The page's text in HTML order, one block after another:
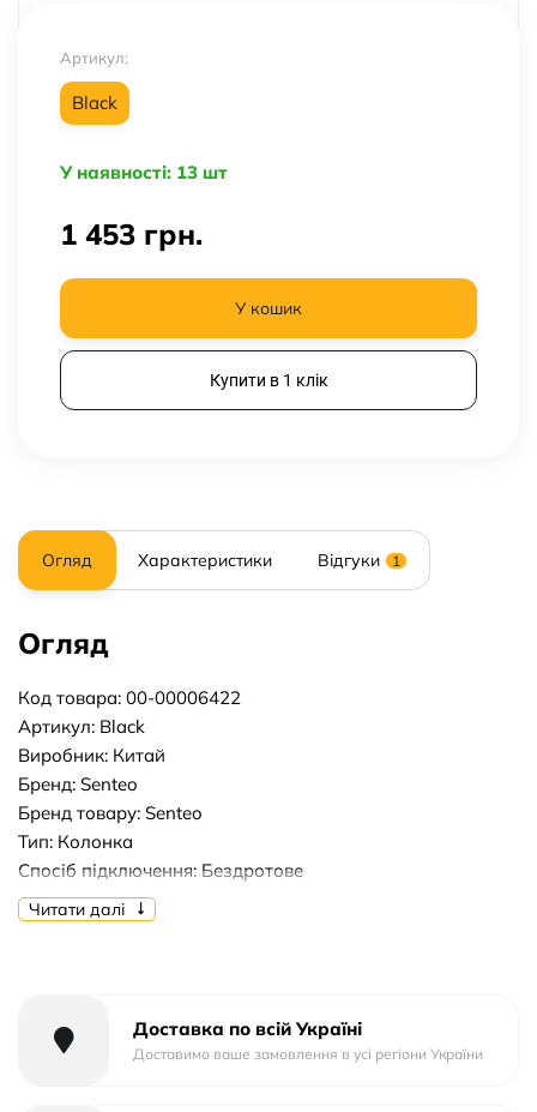
Артикул:
Black
У наявності: 13 шт
1 453 грн.
У кошик
Купити в 1 клік
Огляд Характеристики Відгуки 1
Огляд
Код товара: 00-00006422
Артикул: Black
Виробник: Китай
Бренд: Senteo
Бренд товару: Senteo
Тип: Колонка
Спосіб підключення: Бездротове
Потужність, вт: 20w
Джерело живлення: Від акумулятора
Читати далі
Доставка по всій Україні
Доставимо ваше замовлення в усі регіони України